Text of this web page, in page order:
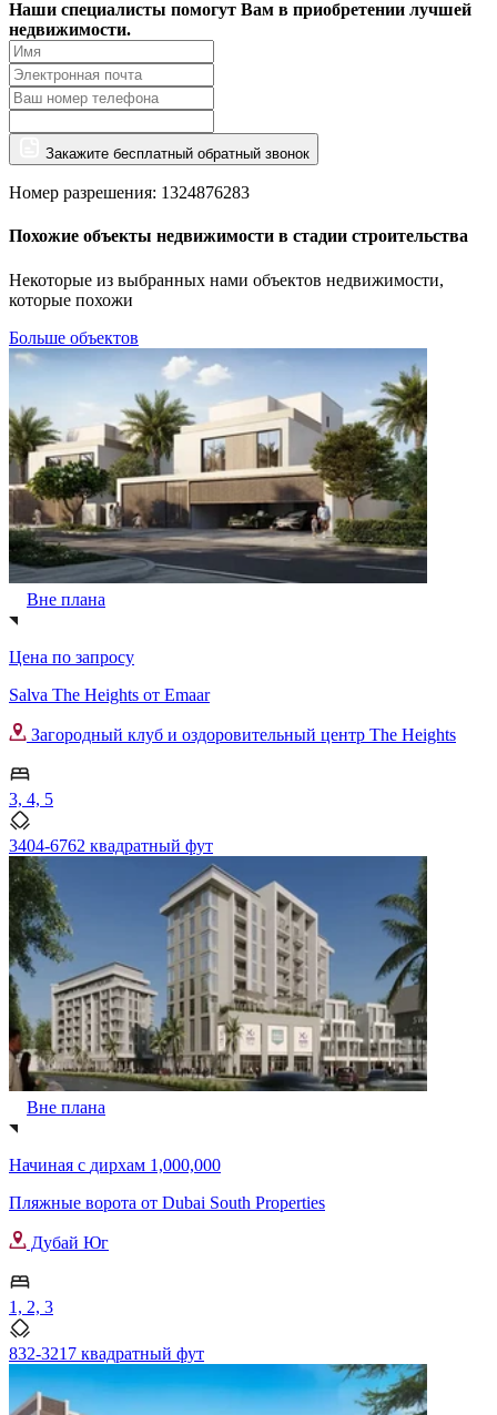
Наши специалисты помогут Вам в приобретении лучшей
недвижимости.
Закажите бесплатный обратный звонок
Номер разрешения: 1324876283
Похожие объекты недвижимости в стадии строительства
Некоторые из выбранных нами объектов недвижимости,
которые похожи
Больше объектов
Вне плана
Цена по запросу
Salva The Heights от Emaar
Загородный клуб и оздоровительный центр The Heights
3, 4, 5
3404-6762 квадратный фут
Вне плана
Начиная с дирхам 1,000,000
Пляжные ворота от Dubai South Properties
Дубай Юг
1, 2, 3
832-3217 квадратный фут